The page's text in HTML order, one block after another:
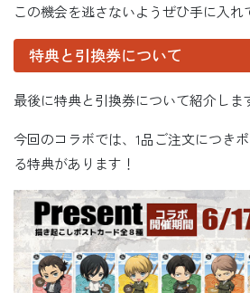
この機会を逃さないようぜひ手に入れ
特典と引換券について
最後に特典と引換券について紹介しま
今回のコラボでは、1品ご注文につき
る特典があります！